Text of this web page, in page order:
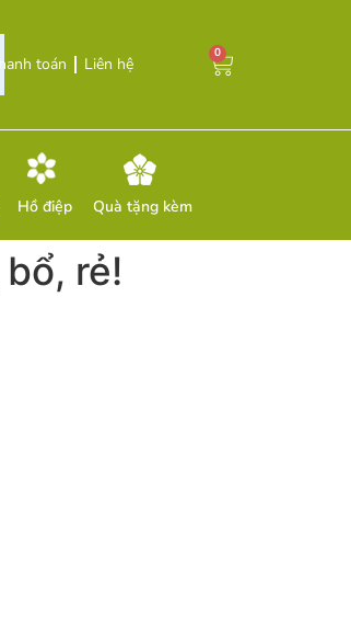
Thanh toán Liên hệ
0
Hồ điệp Quà tặng kèm
rẻ!